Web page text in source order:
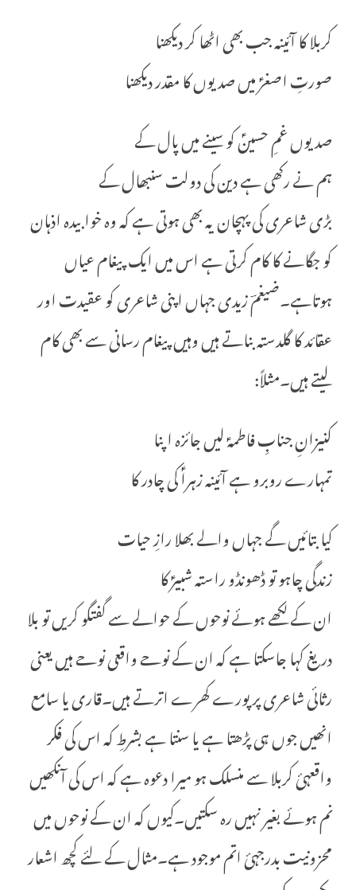
کربلا کا آئینہ جب بھی اٹھا کر دیکھنا
صورتِ اصغرؑ میں صدیوں کا مقدر دیکھنا
صدیوں غمِ حسینؑ کو سینے میں پال کے
ہم نے رکھی ہے دین کی دولت سنبھال کے
بڑی شاعری کی پہچان یہ بھی ہوتی ہے کہ وہ خوابیدہ اذہان
کو جگانے کا کام کرتی ہے اس میں ایک پیغام عیاں
ہوتاہے۔ضیغمؔ زیدی جہاں اپنی شاعری کو عقیدت اور
عقائد کا گلدستہ بناتے ہیں وہیں پیغام رسانی سے بھی کام
لیتے ہیں۔مثلاً:
کنیزانِ جنابِ فاطمہؑ لیں جائزہ اپنا
تمہارے روبرو ہے آئینہ زہراؑ کی چادر کا
کیا بتائیں گے جہاں والے بھلا رازِ حیات
زندگی چاہو تو ڈھونڈو راستہ شبیرؑ کا
ان کے لکھے ہوئے نوحوں کے حوالے سے گفتگو کریں تو بلا
دریغ کہا جاسکتا ہے کہ ان کے نوحے واقعی نوحے ہیں یعنی
رثائی شاعری پر پورے کھرے اترتے ہیں۔قاری یا سامع
انھیں جوں ہی پڑھتا ہے یا سنتا ہے بشرطِ کہ اس کی فکر
واقعہئ کربلا سے منسلک ہو میرا دعوہ ہے کہ اس کی آنکھیں
نم ہوئے بغیر نہیں رہ سکتیں۔کیوں کہ ان کے نوحوں میں
محزونیت بدرجہئ اتم موجود ہے۔مثال کے لئے کچھ اشعار